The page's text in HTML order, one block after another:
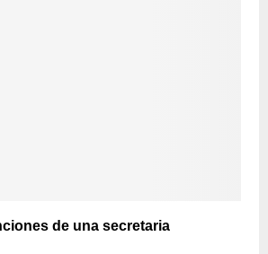
de una secretaria